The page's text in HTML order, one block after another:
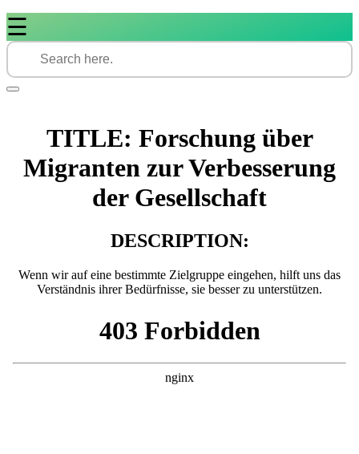
☰
TITLE: Forschung über
Migranten zur Verbesserung
der Gesellschaft
DESCRIPTION:
Wenn wir auf eine bestimmte Zielgruppe eingehen, hilft uns das
Verständnis ihrer Bedürfnisse, sie besser zu unterstützen.